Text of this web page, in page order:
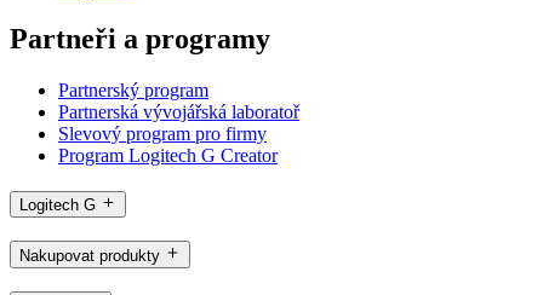
Partneři a programy
Partnerský program
Partnerská vývojářská laboratoř
Slevový program pro firmy
Program Logitech G Creator
Logitech G
Nakupovat produkty